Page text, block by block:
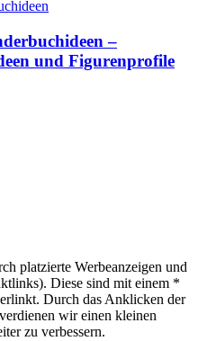
–
und Figurenprofile
platzierte Werbeanzeigen und
Diese sind mit einem *
Durch das Anklicken der
wir einen kleinen
zu verbessern.